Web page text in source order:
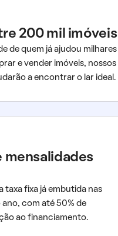
200 mil imóveis
de quem já ajudou milhares
e vender imóveis, nossos
a encontrar o lar ideal.
mensalidades
taxa fixa já embutida nas
ano, com até 50% de
ao financiamento.